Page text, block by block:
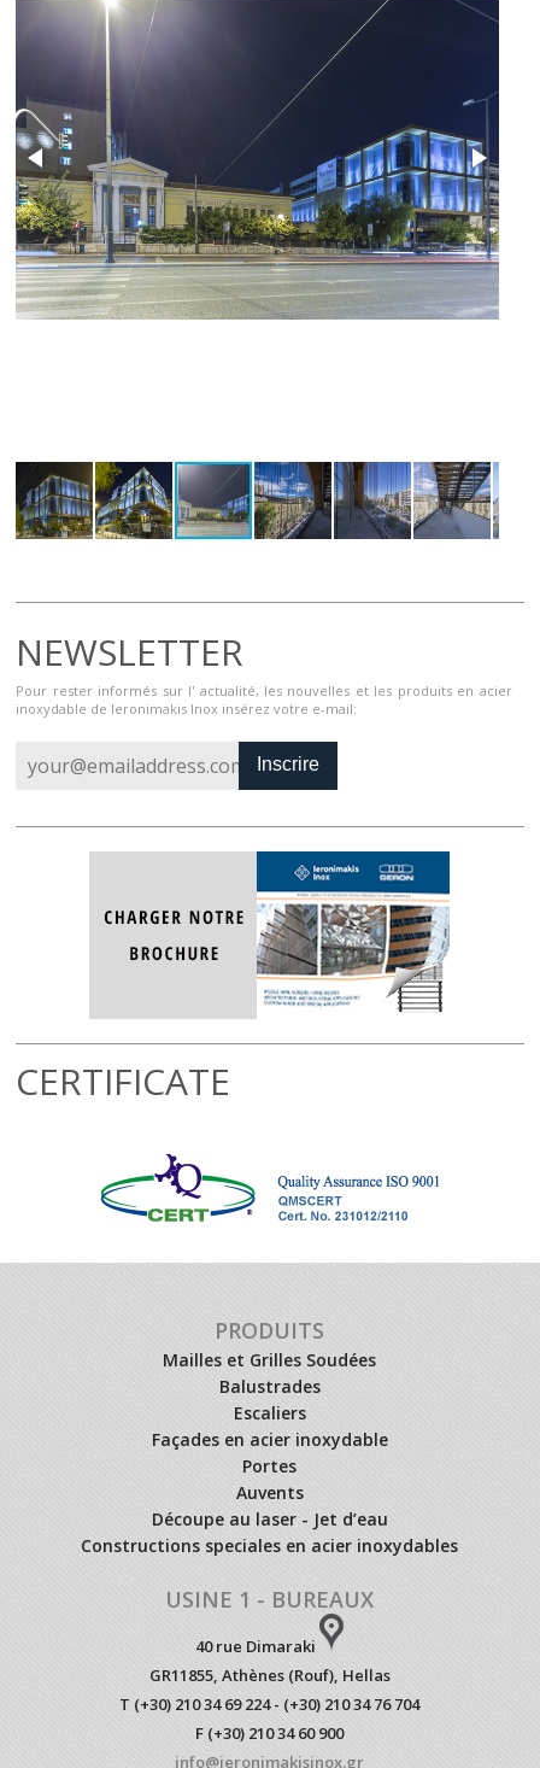
NEWSLETTER
Pour rester informés sur l' actualité, les nouvelles et les produits en acier
inoxydable de Ieronimakis Inox insérez votre e-mail:
Inscrire
CERTIFICATE
PRODUITS
Mailles et Grilles Soudées
Balustrades
Escaliers
Façades en acier inoxydable
Portes
Auvents
Découpe au laser - Jet d’eau
Constructions speciales en acier inoxydables
USINE 1 - BUREAUX
40 rue Dimaraki
GR11855, Athènes (Rouf), Hellas
T (+30) 210 34 69 224 - (+30) 210 34 76 704
F (+30) 210 34 60 900
info@ieronimakisinox.gr